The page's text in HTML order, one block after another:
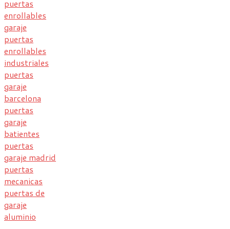
puertas
enrollables
garaje
puertas
enrollables
industriales
puertas
garaje
barcelona
puertas
garaje
batientes
puertas
garaje madrid
puertas
mecanicas
puertas de
garaje
aluminio